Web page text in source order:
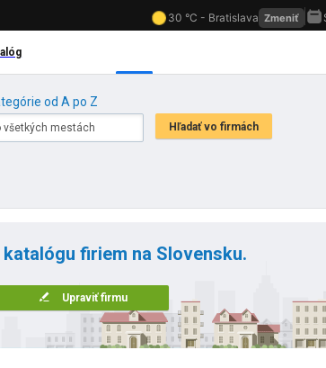
od A po Z
firiem na Slovensku.
Upraviť firmu